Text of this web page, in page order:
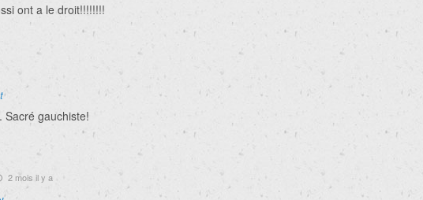
ont a le droit!!!!!!!!
Sacré gauchiste!
2 mois il y a